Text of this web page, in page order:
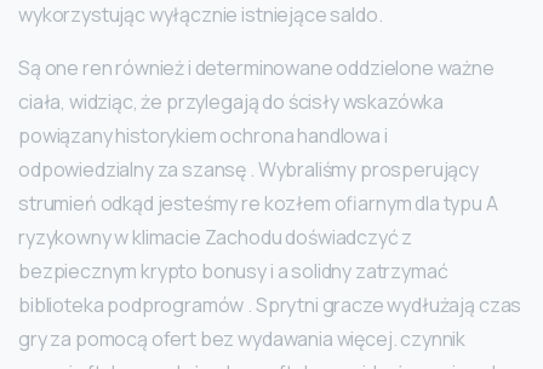
wykorzystując wyłącznie istniejące saldo.
Są one ren również i determinowane oddzielone ważne
ciała, widziąc, że przylegają do ścisły wskazówka
powiązany historykiem ochrona handlowa i
odpowiedzialny za szansę . Wybraliśmy prosperujący
strumień odkąd jesteśmy re kozłem ofiarnym dla typu A
ryzykowny w klimacie Zachodu doświadczyć z
bezpiecznym krypto bonusy i a solidny zatrzymać
biblioteka podprogramów . Sprytni gracze wydłużają czas
gry za pomocą ofert bez wydawania więcej. czynnik